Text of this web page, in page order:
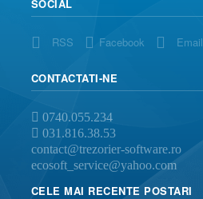
SOCIAL
RSS Facebook Email
CONTACTATI-NE
0740.055.234
031.816.38.53
contact@trezorier-software.ro
ecosoft_service@yahoo.com
CELE MAI RECENTE POSTARI